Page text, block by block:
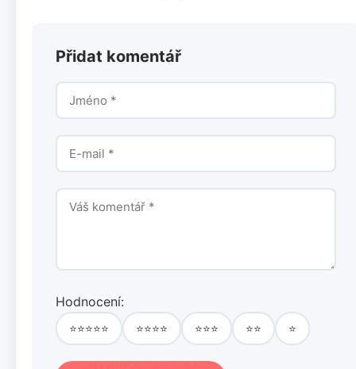
Přidat komentář
Hodnocení:
⭐⭐⭐⭐⭐ ⭐⭐⭐⭐ ⭐⭐⭐ ⭐⭐ ⭐